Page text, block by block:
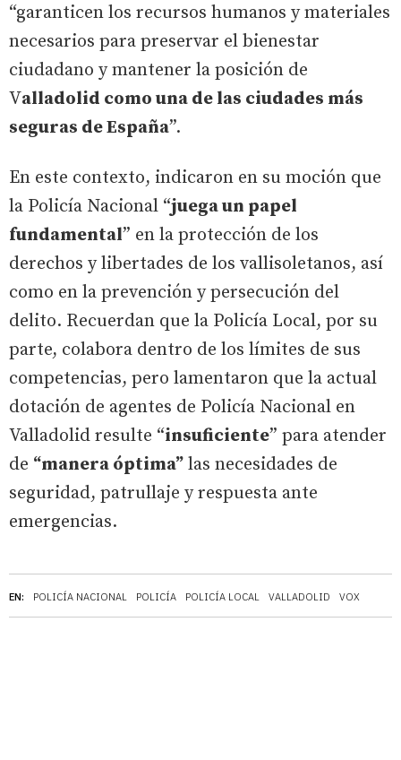
EN: POLICÍA NACIONAL POLICÍA POLICÍA LOCAL VALLADOLID VOX
“garanticen los recursos humanos y materiales
necesarios para preservar el bienestar
ciudadano y mantener la posición de
Valladolid como una de las ciudades más
seguras de España”.
En este contexto, indicaron en su moción que
la Policía Nacional “juega un papel
fundamental” en la protección de los
derechos y libertades de los vallisoletanos, así
como en la prevención y persecución del
delito. Recuerdan que la Policía Local, por su
parte, colabora dentro de los límites de sus
competencias, pero lamentaron que la actual
dotación de agentes de Policía Nacional en
Valladolid resulte “insuficiente” para atender
de “manera óptima” las necesidades de
seguridad, patrullaje y respuesta ante
emergencias.